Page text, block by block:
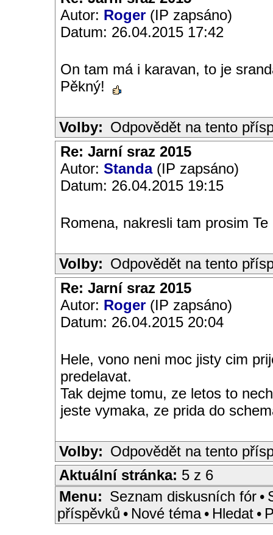
Autor: Roger (IP zapsáno)
Datum: 26.04.2015 17:42
On tam má i karavan, to je
Pěkný!
Volby: Odpovědět na tento
Re: Jarní sraz 2015
Autor: Standa(IP zapsáno)
Datum: 26.04.2015 19:15
Romena, nakresli tam prosim
Volby: Odpovědět na tento
Re: Jarní sraz 2015
Autor: Roger (IP zapsáno)
Datum: 26.04.2015 20:04
Hele, vono neni moc jisty cim
predelavat.
Tak dejme tomu, ze letos to
jeste vymaka, ze prida do
Volby: Odpovědět na tento
Aktuální stránka: 5 z 6
Menu: Seznam diskusních fór •
příspěvků • Nové téma • Hledat •